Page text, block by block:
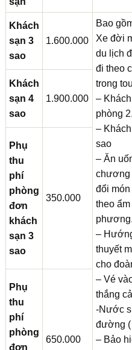
Khách
sạn 3
sao
1.600.000
Bao
Xe đời
du lịch
đi theo
trong
–
phòng
–
sao
– Ăn
chương
đổi
theo
phương.
–
thuyết
cho
– Vé
thắng
-Nước
đường (
– Bảo
Khách
sạn 4
sao
1.900.000
Phụ
thu
phí
phòng
đơn
khách
sạn 3
sao
350.000
Phụ
thu
phí
phòng
đơn
650.000